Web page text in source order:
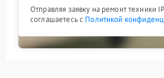
Отправляя заявку на ремонт техники
соглашаетесь с Политикой